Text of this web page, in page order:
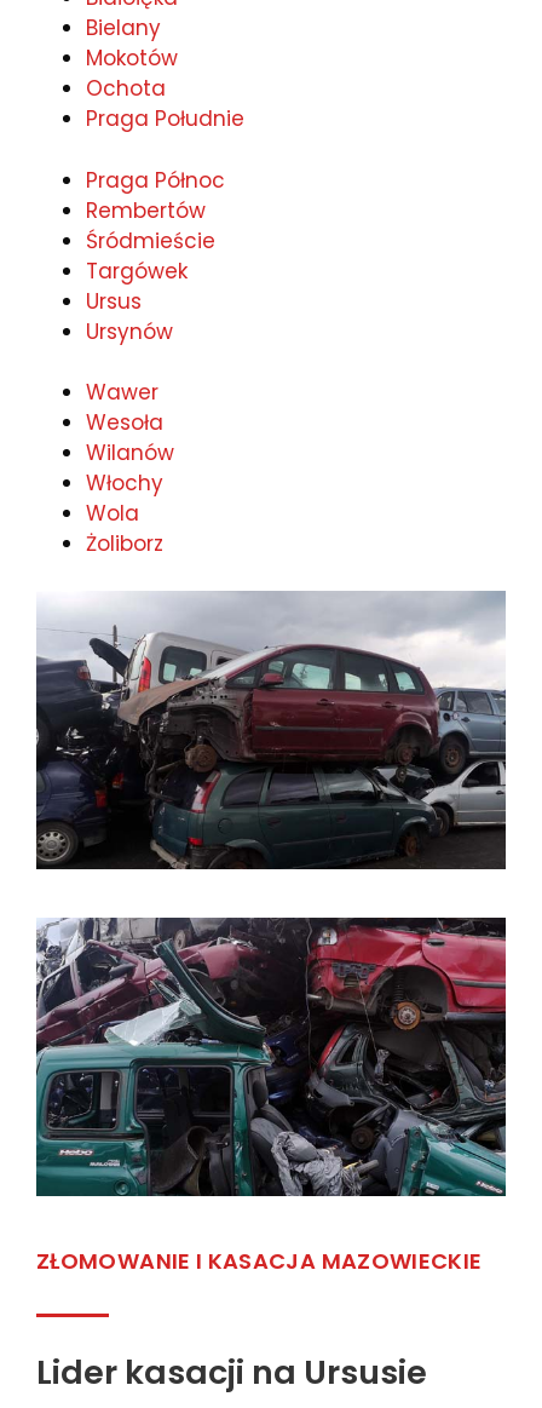
Bielany
Mokotów
Ochota
Praga Południe
Praga Północ
Rembertów
Śródmieście
Targówek
Ursus
Ursynów
Wawer
Wesoła
Wilanów
Włochy
Wola
Żoliborz
ZŁOMOWANIE I KASACJA MAZOWIECKIE
Lider kasacji na Ursusie